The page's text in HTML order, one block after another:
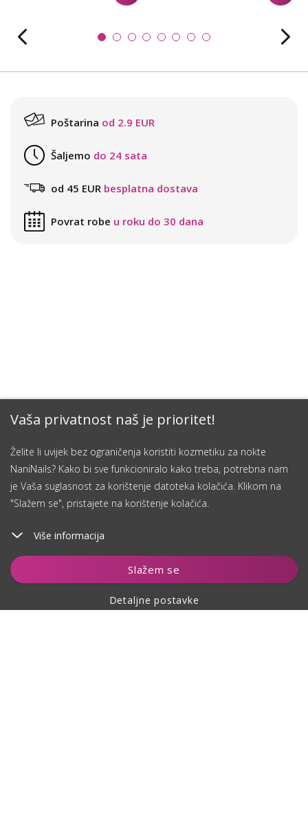
Vaša privatnost naš je prioritet!
Želite li uvijek bez ograničenja koristiti kozmetiku za nokte
NaniNails? Kako bi sve funkcioniralo kako treba, potrebna nam
je Vaša suglasnost za korištenje datoteka kolačića. Klikom na
"Slažem se", pristajete na korištenje kolačića.
Više informacija
Slažem se
Detaljne postavke
Dodaj u košaricu
Poštarina od 2.9 EUR
Šaljemo do 24 sata
od 45 EUR besplatna dostava
Povrat robe u roku do 30 dana